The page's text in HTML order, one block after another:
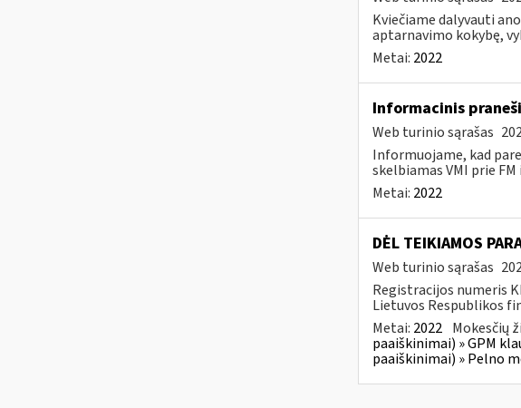
Kviečiame dalyvauti
aptarnavimo kokybę,
Metai: 2022
Informacinis
Web turinio sąrašas
Informuojame, kad
skelbiamas VMI prie
Metai: 2022
DĖL TEIKIAMOS
Web turinio sąrašas
Registracijos numeris
Lietuvos Respublikos
Metai: 2022 Mokesčių
paaiškinimai) » GPM
paaiškinimai) » Pelno